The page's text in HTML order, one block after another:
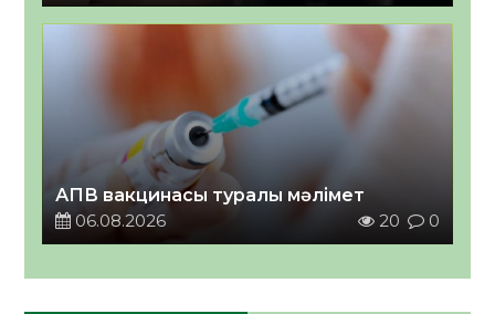
АПВ вакцинасы туралы мәлімет
06.08.2026
20 0